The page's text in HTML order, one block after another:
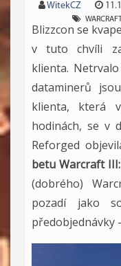
WitekCZ
WARCRAFT
Blizzcon se
v tuto chvíli
klienta.
dataminerů
klienta, která
hodinách, se v
Reforged
betu Warcraft
(dobrého)
pozadí jako
předobjednávky